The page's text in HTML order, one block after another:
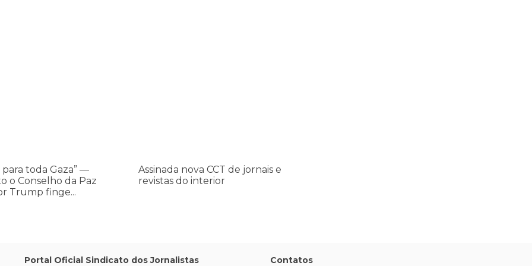
para toda Gaza” —
o Conselho da Paz
Trump finge...
interior
Assinada nova CCT de jornais e
revistas do interior
Portal Oficial Sindicato dos Jornalistas Contatos